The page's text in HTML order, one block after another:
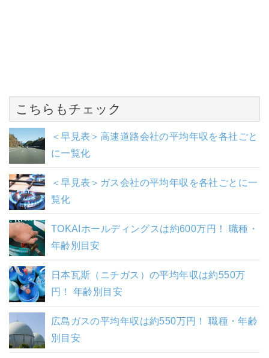
こちらもチェック
＜早見表＞高速道路会社の平均年収を各社ごと
に一覧化
＜早見表＞ガス会社の平均年収を各社ごとに一
覧化
TOKAIホールディングスは約600万円！ 職種・
年齢別目安
日本瓦斯（ニチガス）の平均年収は約550万
円！ 年齢別目安
広島ガスの平均年収は約550万円！ 職種・年齢
別目安